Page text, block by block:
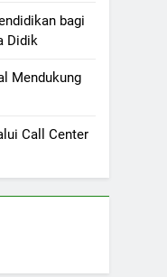
bagi
Didik
Mendukung
Call Center